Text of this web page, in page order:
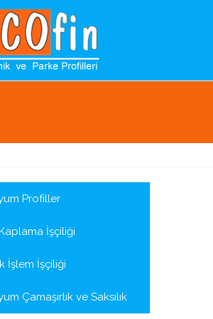
Profiller
İşçiliği
İşlem İşçiliği
Çamaşırlık ve Saksılık